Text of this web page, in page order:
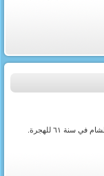
٦١ للهجرة.